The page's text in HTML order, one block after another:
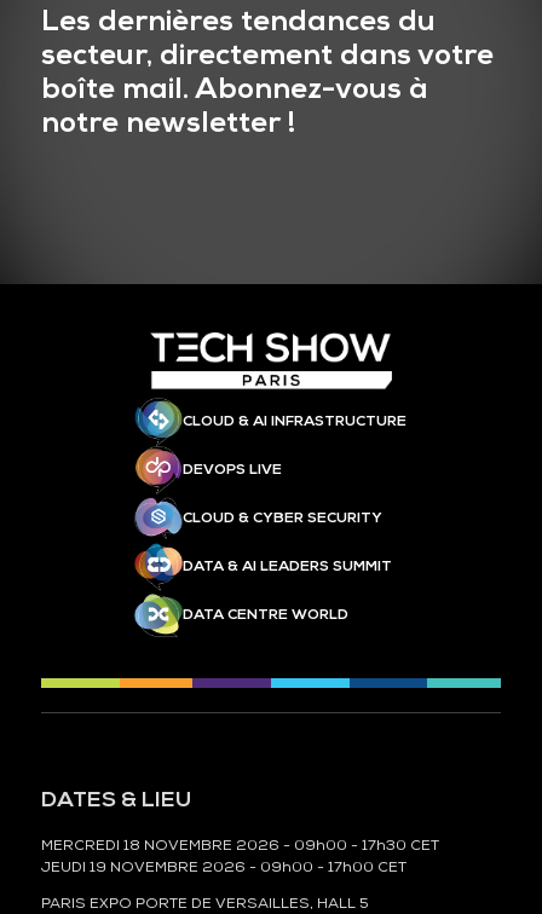
Les dernières tendances du
secteur, directement dans votre
boîte mail. Abonnez-vous à
notre newsletter !
CLOUD & AI INFRASTRUCTURE
DEVOPS LIVE
CLOUD & CYBER SECURITY
DATA & AI LEADERS SUMMIT
DATA CENTRE WORLD
DATES & LIEU
MERCREDI 18 NOVEMBRE 2026 - 09h00 - 17h30 CET
JEUDI 19 NOVEMBRE 2026 - 09h00 - 17h00 CET
PARIS EXPO PORTE DE VERSAILLES, HALL 5